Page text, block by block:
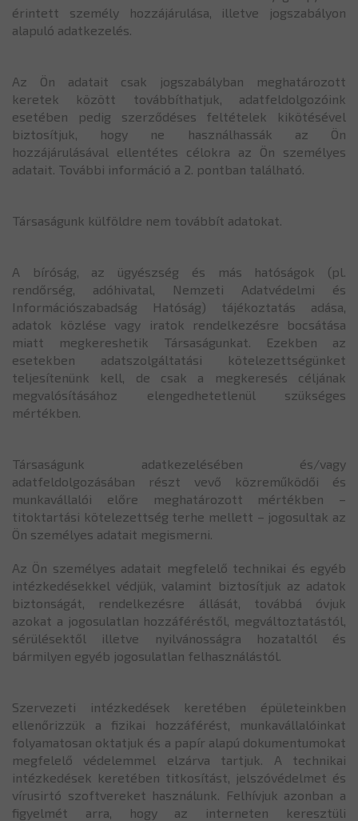
érintett személy hozzájárulása, illetve jogszabályon
alapuló adatkezelés.
Az Ön adatait csak jogszabályban meghatározott
keretek között továbbíthatjuk, adatfeldolgozóink
esetében pedig szerződéses feltételek kikötésével
biztosítjuk, hogy ne használhassák az Ön
hozzájárulásával ellentétes célokra az Ön személyes
adatait. További információ a 2. pontban található.
Társaságunk külföldre nem továbbít adatokat.
A bíróság, az ügyészség és más hatóságok (pl.
rendőrség, adóhivatal, Nemzeti Adatvédelmi és
Információszabadság Hatóság) tájékoztatás adása,
adatok közlése vagy iratok rendelkezésre bocsátása
miatt megkereshetik Társaságunkat. Ezekben az
esetekben adatszolgáltatási kötelezettségünket
teljesítenünk kell, de csak a megkeresés céljának
megvalósításához elengedhetetlenül szükséges
mértékben.
Társaságunk adatkezelésében és/vagy
adatfeldolgozásában részt vevő közreműködői és
munkavállalói előre meghatározott mértékben –
titoktartási kötelezettség terhe mellett – jogosultak az
Ön személyes adatait megismerni.
Az Ön személyes adatait megfelelő technikai és egyéb
intézkedésekkel védjük, valamint biztosítjuk az adatok
biztonságát, rendelkezésre állását, továbbá óvjuk
azokat a jogosulatlan hozzáféréstől, megváltoztatástól,
sérülésektől illetve nyilvánosságra hozataltól és
bármilyen egyéb jogosulatlan felhasználástól.
Szervezeti intézkedések keretében épületeinkben
ellenőrizzük a fizikai hozzáférést, munkavállalóinkat
folyamatosan oktatjuk és a papír alapú dokumentumokat
megfelelő védelemmel elzárva tartjuk. A technikai
intézkedések keretében titkosítást, jelszóvédelmet és
vírusirtó szoftvereket használunk. Felhívjuk azonban a
figyelmét arra, hogy az interneten keresztüli